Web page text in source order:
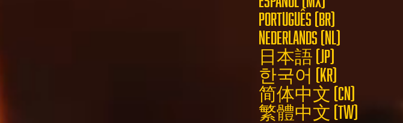
PORTUGUÊS (BR)
NEDERLANDS (NL)
日本語 (JP)
한국어 (KR)
简体中文 (CN)
繁體中文 (TW)